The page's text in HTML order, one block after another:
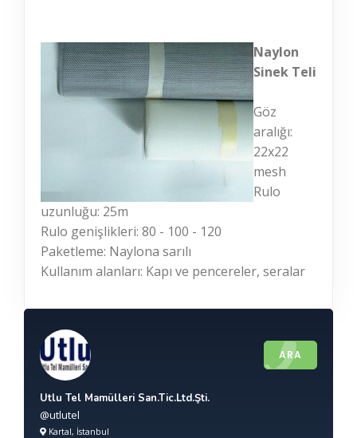
Naylon
Sinek Teli
Göz
aralığı:
22x22
mesh
Rulo
uzunluğu: 25m
Rulo genişlikleri: 80 - 100 - 120
Paketleme: Naylona sarılı
Kullanım alanları: Kapı ve pencereler, seralar
ARA
Utlu Tel Mamülleri San.Tic.Ltd.Şti.
@utlutel
Kartal, İstanbul